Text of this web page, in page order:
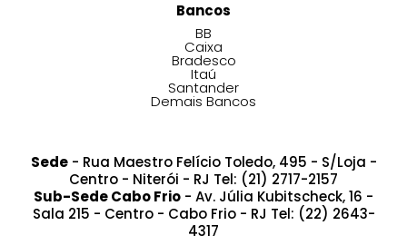
Bancos
BB
Caixa
Bradesco
Itaú
Santander
Demais Bancos
Sede- Rua Maestro Felício Toledo, 495 - S/Loja -
Centro - Niterói - RJ Tel: (21) 2717-2157
Sub-Sede Cabo Frio - Av. Júlia Kubitscheck, 16 -
Sala 215 - Centro - Cabo Frio - RJ Tel: (22) 2643-
4317